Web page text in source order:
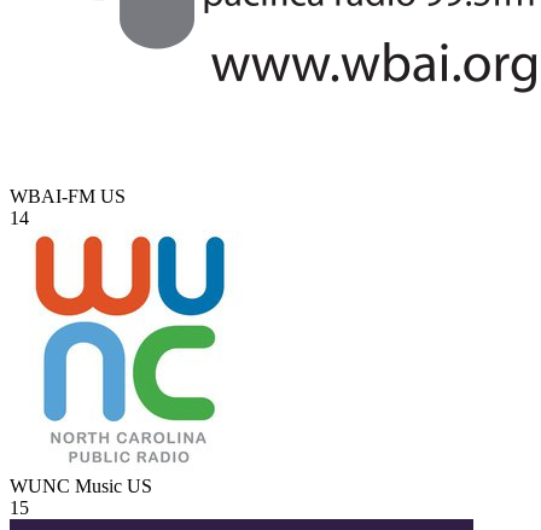
WBAI-FM US
14
WUNC Music US
15